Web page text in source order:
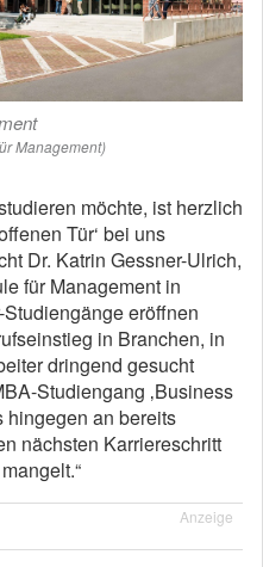
Management)
möchte, ist herzlich
Tür‘ bei uns
Dr. Katrin Gessner-Ulrich,
für Management in
eröffnen
in Branchen, in
dringend gesucht
Studiengang ‚Business
hingegen an bereits
nächsten Karriereschritt
Anzeige